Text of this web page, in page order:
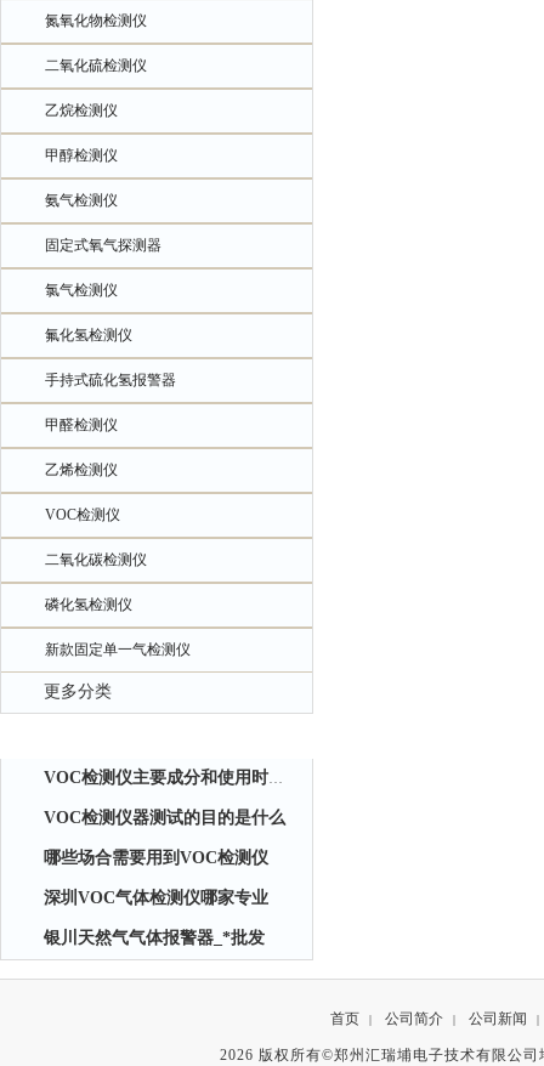
氮氧化物检测仪
二氧化硫检测仪
乙烷检测仪
甲醇检测仪
氨气检测仪
固定式氧气探测器
氯气检测仪
氟化氢检测仪
手持式硫化氢报警器
甲醛检测仪
乙烯检测仪
VOC检测仪
二氧化碳检测仪
磷化氢检测仪
新款固定单一气检测仪
更多分类
VOC检测仪主要成分和使用时应注意事项
VOC检测仪器测试的目的是什么
哪些场合需要用到VOC检测仪
深圳VOC气体检测仪哪家专业
银川天然气气体报警器_*批发
首页 | 公司简介 | 公司新闻 |
2026 版权所有©郑州汇瑞埔电子技术有限公